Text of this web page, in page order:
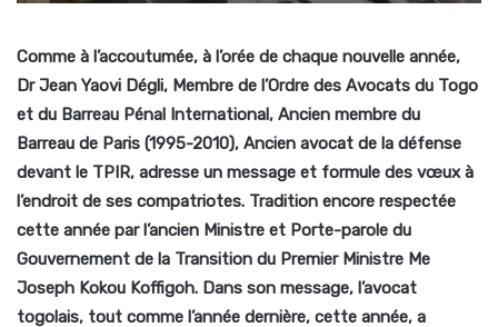
Comme à l’accoutumée, à l’orée de chaque nouvelle année,
Dr Jean Yaovi Dégli, Membre de l’Ordre des Avocats du Togo
et du Barreau Pénal International, Ancien membre du
Barreau de Paris (1995-2010), Ancien avocat de la défense
devant le TPIR, adresse un message et formule des vœux à
l’endroit de ses compatriotes. Tradition encore respectée
cette année par l’ancien Ministre et Porte-parole du
Gouvernement de la Transition du Premier Ministre Me
Joseph Kokou Koffigoh. Dans son message, l’avocat
togolais, tout comme l’année dernière, cette année, a